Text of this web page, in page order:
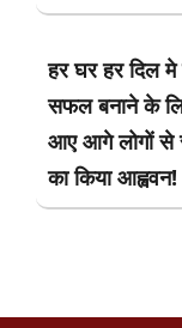
हर घर हर दिल मे
सफल बनाने के
आए आगे लोगों से
का किया आह्ववन!